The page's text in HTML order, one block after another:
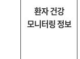
환자 건강
모니터링 정보